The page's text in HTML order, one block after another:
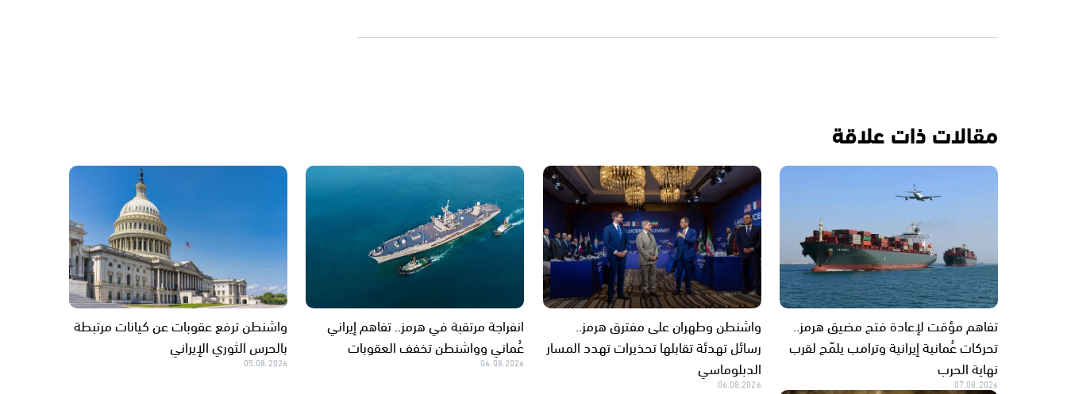
مقالات ذات علاقة
تفاهم مؤقت لإعادة فتح مضيق هرمز..
تحركات عُمانية إيرانية وترامب يلمّح لقرب
نهاية الحرب
07.08.2026
واشنطن وطهران على مفترق هرمز..
رسائل تهدئة تقابلها تحذيرات تهدد المسار
الدبلوماسي
06.08.2026
انفراجة مرتقبة في هرمز.. تفاهم إيراني
عُماني وواشنطن تخفف العقوبات
06.08.2026
واشنطن ترفع عقوبات عن كيانات مرتبطة
بالحرس الثوري الإيراني
05.08.2026